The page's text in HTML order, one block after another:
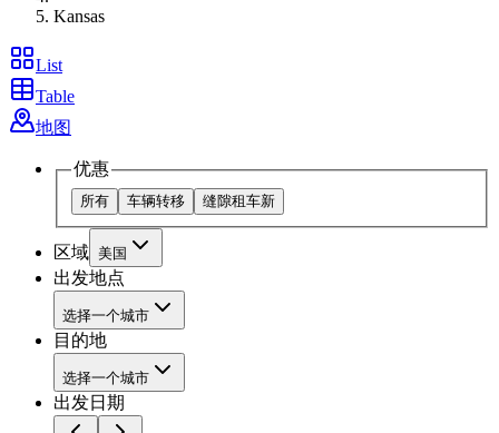
Kansas
List
Table
地图
优惠
所有 车辆转移 缝隙租车新
区域 美国
出发地点
选择一个城市
目的地
选择一个城市
出发日期